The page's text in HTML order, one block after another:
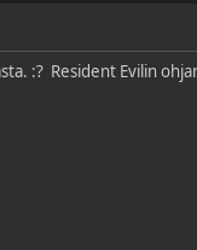
:? Resident Evilin